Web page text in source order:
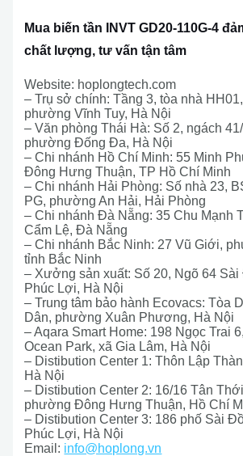
Mua biến tần INVT GD20-110G-4
chất lượng, tư vấn tận tâm
Website: hoplongtech.com
– Trụ sở chính: Tầng 3, tòa nhà
phường Vĩnh Tuy, Hà Nội
– Văn phòng Thái Hà: Số 2, ngách
phường Đống Đa, Hà Nội
– Chi nhánh Hồ Chí Minh: 55 Minh
Đông Hưng Thuận, TP Hồ Chí Minh
– Chi nhánh Hải Phòng: Số nhà 23,
PG, phường An Hải, Hải Phòng
– Chi nhánh Đà Nẵng: 35 Chu Mạnh
Cẩm Lệ, Đà Nẵng
– Chi nhánh Bắc Ninh: 27 Vũ Giới,
tỉnh Bắc Ninh
– Xưởng sản xuất: Số 20, Ngõ 64
Phúc Lợi, Hà Nội
– Trung tâm bảo hành Ecovacs: Tòa
Dân, phường Xuân Phương, Hà Nội
– Aqara Smart Home: 198 Ngọc Trai
Ocean Park, xã Gia Lâm, Hà Nội
– Distibution Center 1: Thôn Lập
Hà Nội
– Distibution Center 2: 16/16 Tân
phường Đông Hưng Thuận, Hồ Chí
– Distibution Center 3: 186 phố Sài
Phúc Lợi, Hà Nội
Email: info@hoplong.vn